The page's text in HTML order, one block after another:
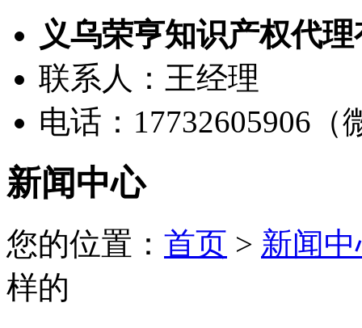
义乌荣亨知识产权代
联系人：王经理
电话：17732605906（
新闻中心
您的位置： 首页 > 新闻
样的